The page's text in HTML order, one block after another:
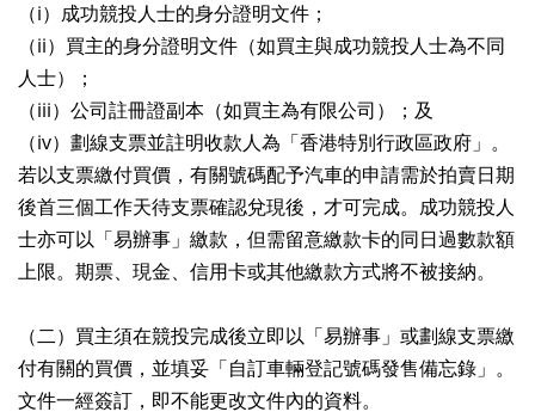
（i）成功競投人士的身分證明文件；
（ii）買主的身分證明文件（如買主與成功競投人士為不同
人士）；
（iii）公司註冊證副本（如買主為有限公司）；及
（iv）劃線支票並註明收款人為「香港特別行政區政府」。
若以支票繳付買價，有關號碼配予汽車的申請需於拍賣日期
後首三個工作天待支票確認兌現後，才可完成。成功競投人
士亦可以「易辦事」繳款，但需留意繳款卡的同日過數款額
上限。期票、現金、信用卡或其他繳款方式將不被接納。
（二）買主須在競投完成後立即以「易辦事」或劃線支票繳
付有關的買價，並填妥「自訂車輛登記號碼發售備忘錄」。
文件一經簽訂，即不能更改文件內的資料。